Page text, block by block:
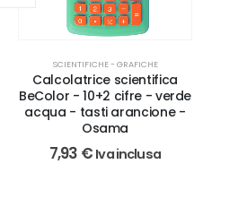
SCIENTIFICHE - GRAFICHE
Calcolatrice scientifica
BeColor - 10+2 cifre - verde
acqua - tasti arancione -
Osama
7,93 € Iva inclusa